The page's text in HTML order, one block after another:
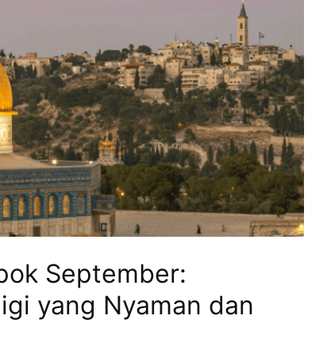
September:
yang Nyaman dan